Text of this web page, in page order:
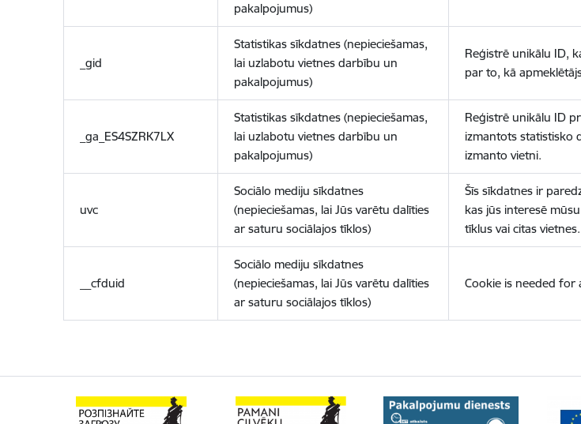
pakalpojumus)
_gid
Statistikas sīkdatnes (nepieciešamas,
lai uzlabotu vietnes darbību un
pakalpojumus)
Reģistrē unikālu ID,
par to, kā
_ga_ES4SZRK7LX
Statistikas sīkdatnes (nepieciešamas,
lai uzlabotu vietnes darbību un
pakalpojumus)
Reģistrē unikālu ID
izmantots statistisko
izmanto vietni.
uvc
Sociālo mediju sīkdatnes
(nepieciešamas, lai Jūs varētu dalīties
ar saturu sociālajos tīklos)
Šīs sīkdatnes ir
kas jūs interesē
tīklus vai citas vietnes.
__cfduid
Sociālo mediju sīkdatnes
(nepieciešamas, lai Jūs varētu dalīties
ar saturu sociālajos tīklos)
Cookie is needed